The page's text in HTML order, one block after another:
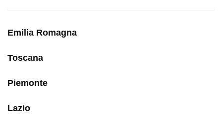
Emilia Romagna
Toscana
Piemonte
Lazio